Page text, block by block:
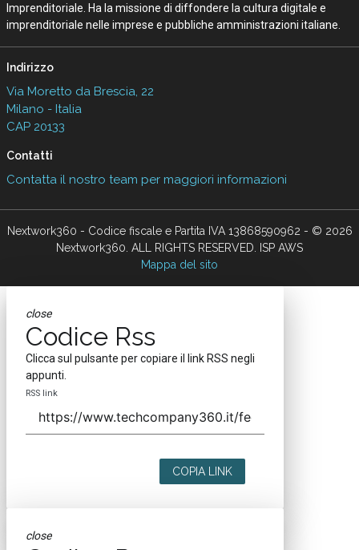
Imprenditoriale. Ha la missione di diffondere la cultura digitale e
imprenditoriale nelle imprese e pubbliche amministrazioni italiane.
Indirizzo
Via Moretto da Brescia, 22
Milano - Italia
CAP 20133
Contatti
Contatta il nostro team per maggiori informazioni
Nextwork360 - Codice fiscale e Partita IVA 13868590962 - © 2026
Nextwork360. ALL RIGHTS RESERVED. ISP AWS
Mappa del sito
close
Codice Rss
Clicca sul pulsante per copiare il link RSS negli
appunti.
RSS link
COPIA LINK
close